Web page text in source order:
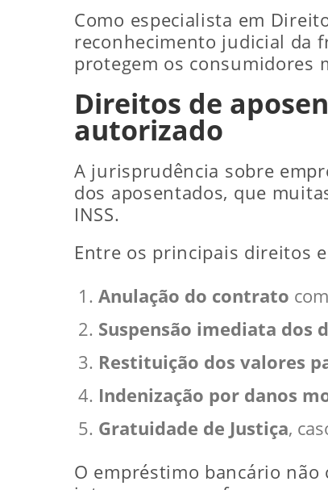
Como especialista em
reconhecimento judicial da
protegem os consumidores
Direitos de
autorizado
A jurisprudência sobre
dos aposentados, que
INSS.
Entre os principais direitos
Anulação do contrato
Suspensão imediata dos
Restituição dos valores
Indenização por danos
Gratuidade de Justiça,
O empréstimo bancário